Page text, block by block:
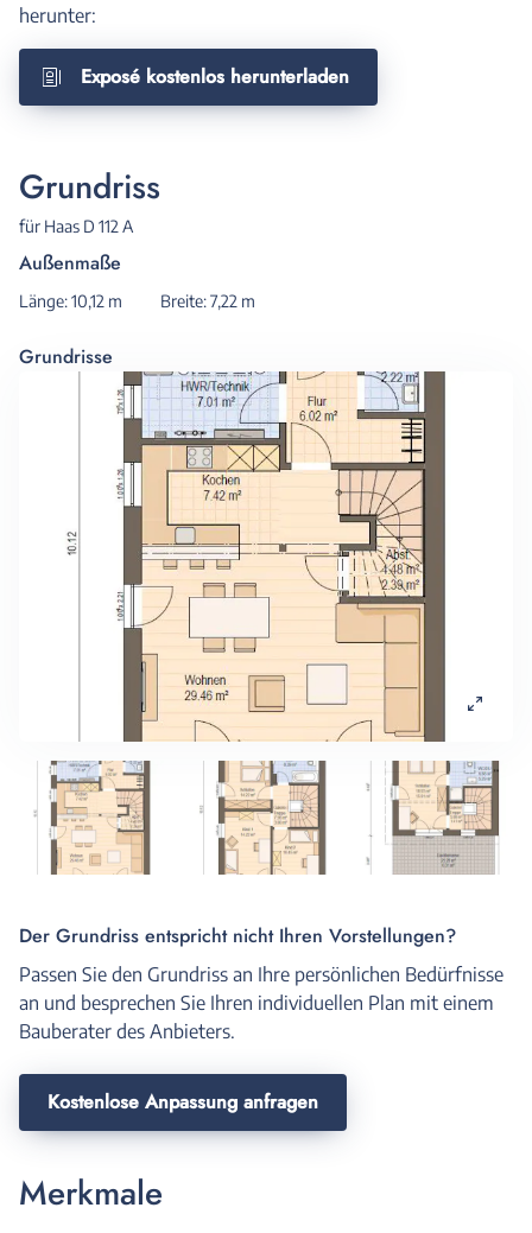
herunter:
Exposé kostenlos herunterladen
Grundriss
für Haas D 112 A
Außenmaße
Länge: 10,12 m Breite: 7,22 m
Grundrisse
Der Grundriss entspricht nicht Ihren Vorstellungen?
Passen Sie den Grundriss an Ihre persönlichen Bedürfnisse
an und besprechen Sie Ihren individuellen Plan mit einem
Bauberater des Anbieters.
Kostenlose Anpassung anfragen
Merkmale